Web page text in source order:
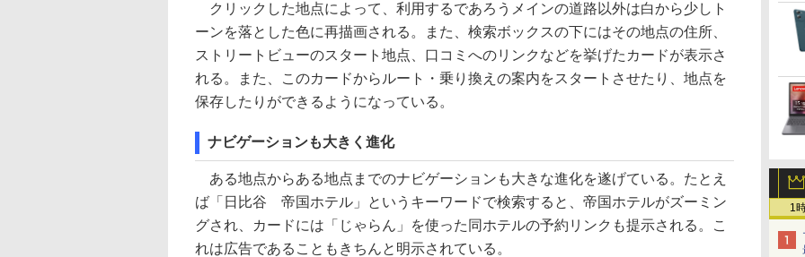
1
クリックした地点によって、利用するであろうメインの道路以外は白から少しト
ーンを落とした色に再描画される。また、検索ボックスの下にはその地点の住所、
ストリートビューのスタート地点、口コミへのリンクなどを挙げたカードが表示さ
れる。また、このカードからルート・乗り換えの案内をスタートさせたり、地点を
保存したりができるようになっている。
ナビゲーションも大きく進化
ある地点からある地点までのナビゲーションも大きな進化を遂げている。たとえ
ば「日比谷 帝国ホテル」というキーワードで検索すると、帝国ホテルがズーミン
グされ、カードには「じゃらん」を使った同ホテルの予約リンクも提示される。こ
れは広告であることもきちんと明示されている。